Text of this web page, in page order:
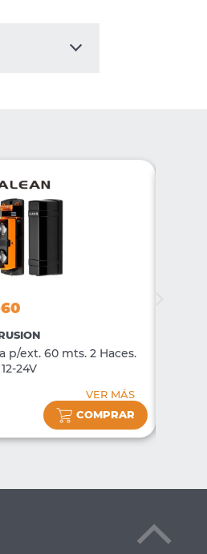
p/ext. 60 mts. 2 Haces.
24V
VER MÁS
COMPRAR